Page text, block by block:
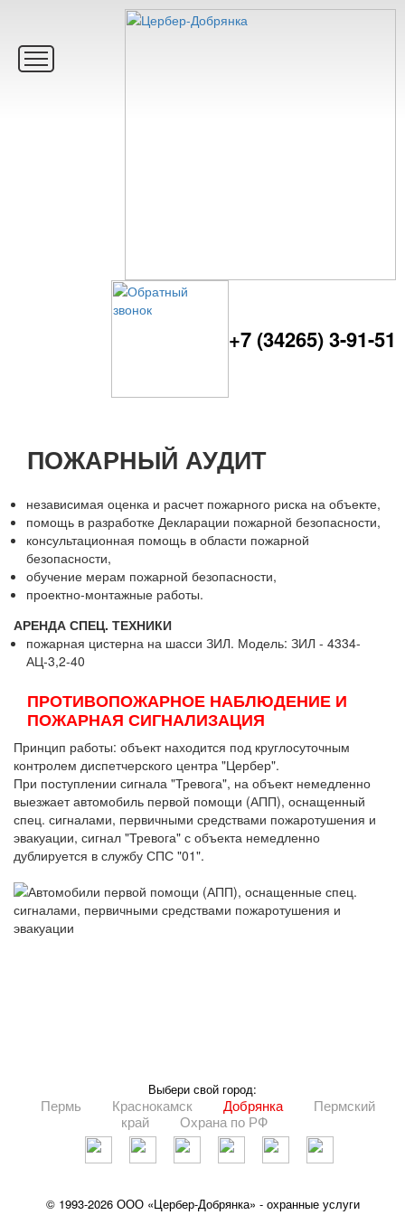
+7 (34265) 3-91-51
ПОЖАРНЫЙ АУДИТ
независимая оценка и расчет пожарного риска на объекте,
помощь в разработке Декларации пожарной безопасности,
консультационная помощь в области пожарной
безопасности,
обучение мерам пожарной безопасности,
проектно-монтажные работы.
АРЕНДА СПЕЦ. ТЕХНИКИ
пожарная цистерна на шасси ЗИЛ. Модель: ЗИЛ - 4334-
АЦ-3,2-40
ПРОТИВОПОЖАРНОЕ НАБЛЮДЕНИЕ И
ПОЖАРНАЯ СИГНАЛИЗАЦИЯ
Принцип работы: объект находится под круглосуточным
контролем диспетчерского центра "Цербер".
При поступлении сигнала "Тревога", на объект немедленно
выезжает автомобиль первой помощи (АПП), оснащенный
спец. сигналами, первичными средствами пожаротушения и
эвакуации, сигнал "Тревога" с объекта немедленно
дублируется в службу СПС "01".
Выбери свой город:
Пермь Краснокамск Добрянка
Пермский
край
Охрана по РФ
© 1993-2026 ООО «Цербер-Добрянка» - охранные услуги